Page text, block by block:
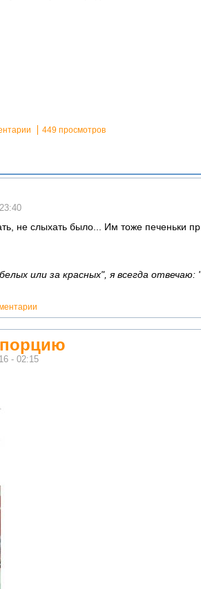
449 просмотров
не слыхать было... Им тоже печеньки
или за красных", я всегда отвечаю:
- 02:15